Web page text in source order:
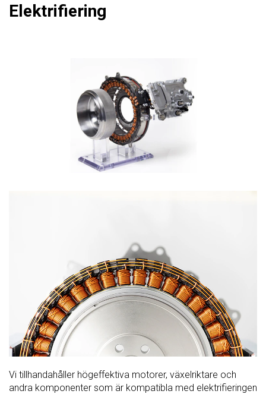
Elektrifiering
Vi tillhandahåller högeffektiva motorer, växelriktare och
andra komponenter som är kompatibla med elektrifieringen